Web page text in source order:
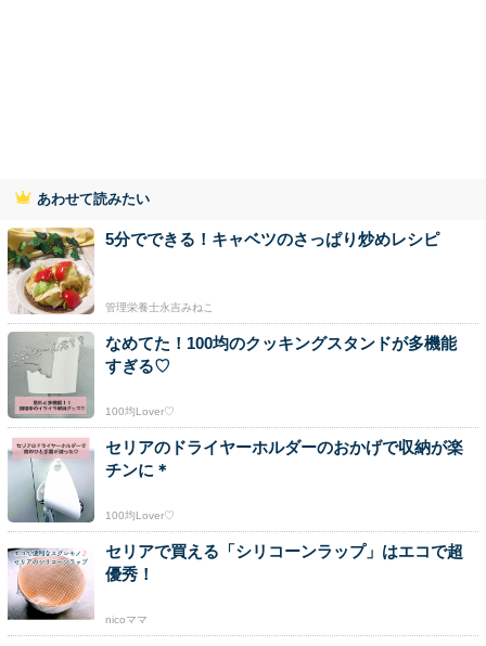
あわせて読みたい
5分でできる！キャベツのさっぱり炒めレシピ
管理栄養士永吉みねこ
なめてた！100均のクッキングスタンドが多機能
すぎる♡
100均Lover♡
セリアのドライヤーホルダーのおかげで収納が楽
チンに＊
100均Lover♡
セリアで買える「シリコーンラップ」はエコで超
優秀！
nicoママ